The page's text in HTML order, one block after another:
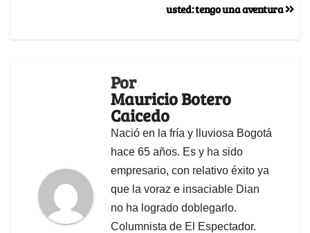
usted: tengo una aventura
Por
Mauricio Botero
Caicedo
Nació en la fría y lluviosa Bogotá
hace 65 años. Es y ha sido
empresario, con relativo éxito ya
que la voraz e insaciable Dian
no ha logrado doblegarlo.
Columnista de El Espectador.